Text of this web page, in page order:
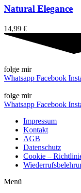
Natural Elegance
14,99 €
folge mir
Whatsapp Facebook
folge mir
Whatsapp Facebook
Impressum
Kontakt
AGB
Datenschutz
Cookie –
Menü